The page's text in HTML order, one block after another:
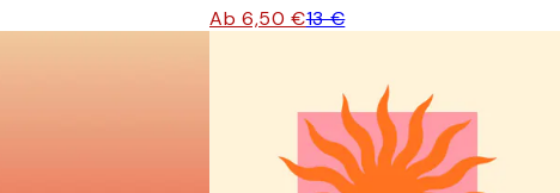
Ab 6,50 €13 €